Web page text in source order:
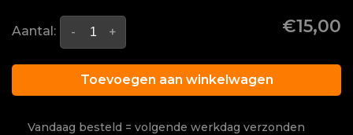
Aantal: +
- €15,00
Toevoegen aan winkelwagen
Vandaag besteld = volgende werkdag verzonden